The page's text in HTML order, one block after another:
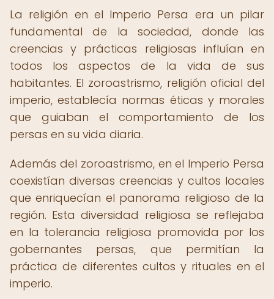
La religión en el Imperio Persa era un pilar
fundamental de la sociedad, donde las
creencias y prácticas religiosas influían en
todos los aspectos de la vida de sus
habitantes. El zoroastrismo, religión oficial del
imperio, establecía normas éticas y morales
que guiaban el comportamiento de los
persas en su vida diaria.
Además del zoroastrismo, en el Imperio Persa
coexistían diversas creencias y cultos locales
que enriquecían el panorama religioso de la
región. Esta diversidad religiosa se reflejaba
en la tolerancia religiosa promovida por los
gobernantes persas, que permitían la
práctica de diferentes cultos y rituales en el
imperio.